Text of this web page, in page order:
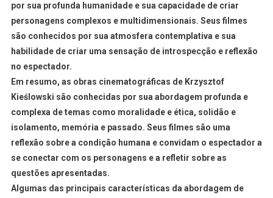
por sua profunda humanidade e sua capacidade de criar
personagens complexos e multidimensionais. Seus filmes
são conhecidos por sua atmosfera contemplativa e sua
habilidade de criar uma sensação de introspecção e reflexão
no espectador.
Em resumo, as obras cinematográficas de Krzysztof
Kieślowski são conhecidas por sua abordagem profunda e
complexa de temas como moralidade e ética, solidão e
isolamento, memória e passado. Seus filmes são uma
reflexão sobre a condição humana e convidam o espectador a
se conectar com os personagens e a refletir sobre as
questões apresentadas.
Algumas das principais características da abordagem de